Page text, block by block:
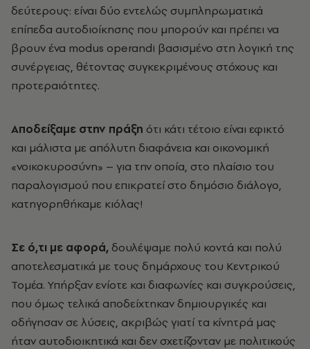
δεύτερους: είναι δύο εντελώς συμπληρωματικά
επίπεδα αυτοδιοίκησης που μπορούν και πρέπει να
βρουν ένα modus operandi βασισμένο στη λογική της
συνέργειας, θέτοντας συγκεκριμένους στόχους και
προτεραιότητες.
Αποδείξαμε στην πράξη ότι κάτι τέτοιο είναι εφικτό
και μάλιστα με απόλυτη διαφάνεια και οικονομική
«νοικοκυροσύνη» – για την οποία, στο πλαίσιο του
παραλογισμού που επικρατεί στο δημόσιο διάλογο,
κατηγορηθήκαμε κιόλας!
Σε ό,τι με αφορά, δουλέψαμε πολύ κοντά και πολύ
αποτελεσματικά με τους δημάρχους του Κεντρικού
Τομέα. Υπήρξαν ενίοτε και διαφωνίες και συγκρούσεις,
που όμως τελικά αποδείχτηκαν δημιουργικές και
οδήγησαν σε λύσεις, ακριβώς γιατί τα κίνητρά μας
ήταν αυτοδιοικητικά και δεν σχετίζονταν με πολιτικούς